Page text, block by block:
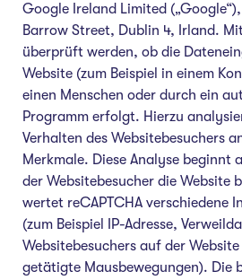
Google Ireland Limited
Barrow Street, Dublin 4, Irland. Mit
überprüft werden, ob die
Website (zum Beispiel in einem
einen Menschen oder durch ein
Programm erfolgt. Hierzu
Verhalten des Websitebesuchers
Merkmale. Diese Analyse beginnt
der Websitebesucher die Website
wertet reCAPTCHA verschiedene
(zum Beispiel IP-Adresse,
Websitebesuchers auf der
getätigte Mausbewegungen). Die